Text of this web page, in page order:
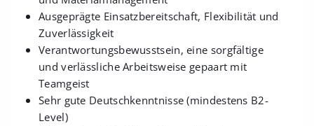
Ausgeprägte Einsatzbereitschaft, Flexibilität und
Zuverlässigkeit
Verantwortungsbewusstsein, eine sorgfältige
und verlässliche Arbeitsweise gepaart mit
Teamgeist
Sehr gute Deutschkenntnisse (mindestens B2-
Level)